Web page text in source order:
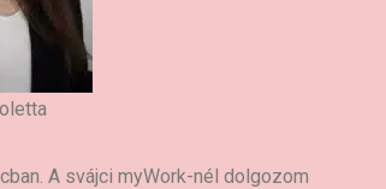
A svájci myWork-nél dolgozom